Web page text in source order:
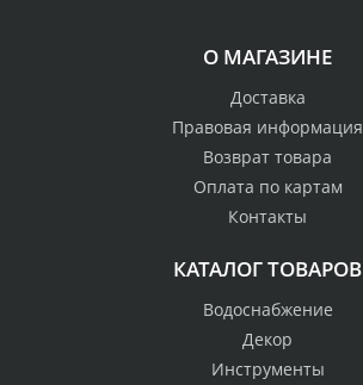
О МАГАЗИНЕ
Доставка
Правовая информация
Возврат товара
Оплата по картам
Контакты
КАТАЛОГ ТОВАРОВ
Водоснабжение
Декор
Инструменты